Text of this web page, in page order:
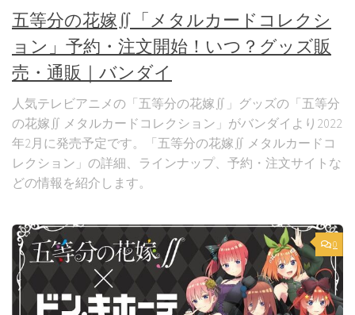
五等分の花嫁∬「メタルカードコレクシ
ョン」予約・注文開始！いつ？グッズ販
売・通販｜バンダイ
人気テレビアニメの「五等分の花嫁∬」グッズの「五等分
の花嫁∬ メタルカードコレクション」がバンダイより2022
年2月に発売予定です。「五等分の花嫁∬ メタルカードコ
レクション」の詳細、ラインナップ、予約・注文サイトな
どの情報を紹介します。
0